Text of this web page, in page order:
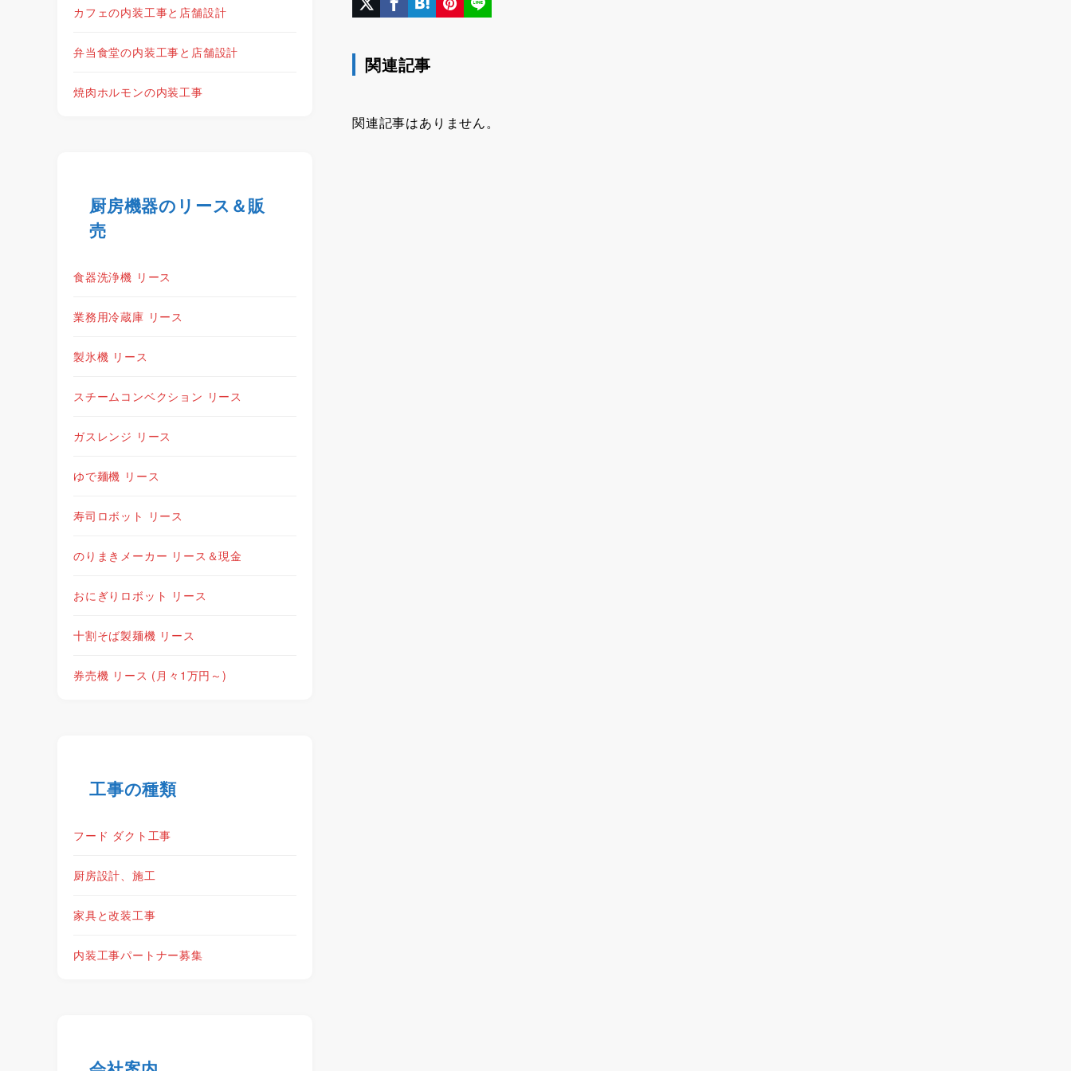
関連記事
関連記事はありません。
カフェの内装工事と店舗設計
弁当食堂の内装工事と店舗設計
焼肉ホルモンの内装工事
厨房機器のリース＆販
売
食器洗浄機 リース
業務用冷蔵庫 リース
製氷機 リース
スチームコンベクション リース
ガスレンジ リース
ゆで麺機 リース
寿司ロボット リース
のりまきメーカー リース＆現金
おにぎりロボット リース
十割そば製麺機 リース
券売機 リース (月々1万円～)
工事の種類
フード ダクト工事
厨房設計、施工
家具と改装工事
内装工事パートナー募集